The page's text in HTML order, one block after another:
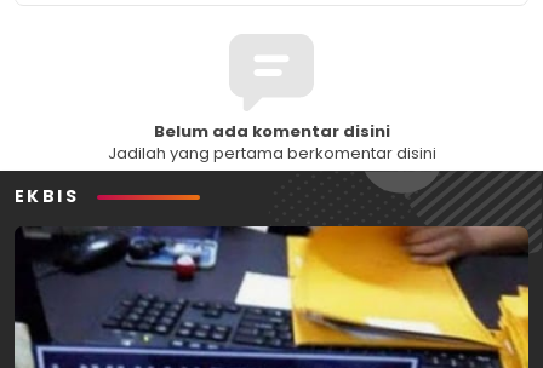
Belum ada komentar disini
Jadilah yang pertama berkomentar disini
EKBIS